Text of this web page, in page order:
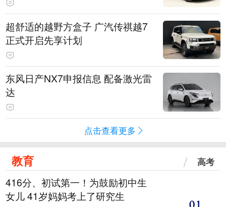
超舒适的越野方盒子 广汽传祺越7
正式开启先享计划
东风日产NX7申报信息 配备激光雷
达
点击查看更多
教育 高考
416分、初试第一！为鼓励初中生
女儿 41岁妈妈考上了研究生